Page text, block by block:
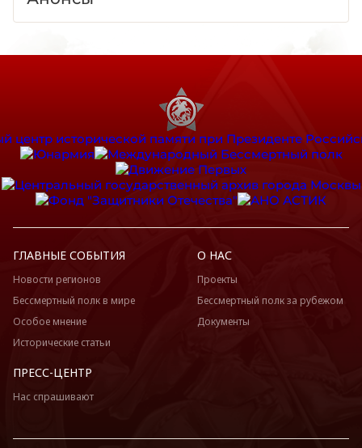
ГЛАВНЫЕ СОБЫТИЯ
Новости регионов
Бессмертный полк в мире
Особое мнение
Исторические статьи
О НАС
Проекты
Бессмертный полк за рубежом
Документы
ПРЕСС-ЦЕНТР
Нас спрашивают